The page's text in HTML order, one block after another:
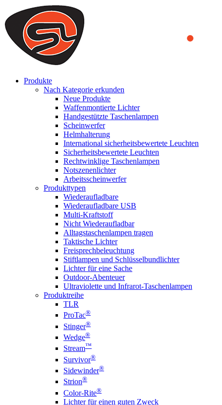
We use cookies to ensure that we provide you the best experience
on our website. By continuing to browse this website, you accept
that cookies are used to help us analyze how the website is used and
to offer you a better experience. To learn more or to find out how
you can disable cookies, you can access our
Produkte
Nach Kategorie erkunden
Neue Produkte
Waffenmontierte Lichter
Handgestützte Taschenlampen
Scheinwerfer
Helmhalterung
International sicherheitsbewertete Leuchten
Sicherheitsbewertete Leuchten
Rechtwinklige Taschenlampen
Notszenenlichter
Arbeitsscheinwerfer
Produkttypen
Wiederaufladbare
Wiederaufladbare USB
Multi-Kraftstoff
Nicht Wiederaufladbar
Alltagstaschenlampen tragen
Taktische Lichter
Freisprechbeleuchtung
Stiftlampen und Schlüsselbundlichter
Lichter für eine Sache
Outdoor-Abenteuer
Ultraviolette und Infrarot-Taschenlampen
Produktreihe
TLR
ProTac®
Stinger®
Wedge®
Stream™
Survivor®
Sidewinder®
Strion®
Color-Rite®
Lichter für einen guten Zweck